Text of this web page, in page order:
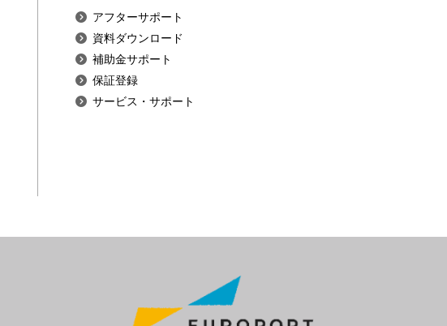
アフターサポート
資料ダウンロード
補助金サポート
保証登録
サービス・サポート